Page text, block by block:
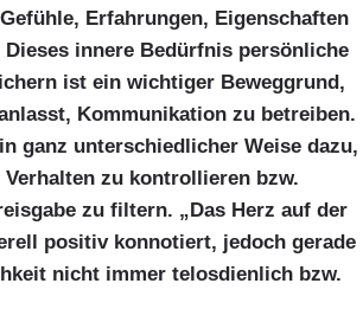
Erfahrungen, Eigenschaften
innere Bedürfnis persönliche
ist ein wichtiger Beweggrund,
Kommunikation zu betreiben.
ganz unterschiedlicher Weise dazu,
zu kontrollieren bzw.
zu filtern. „Das Herz auf der
positiv konnotiert, jedoch gerade
nicht immer telosdienlich bzw.